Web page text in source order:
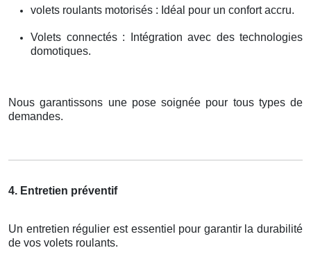
volets roulants motorisés : Idéal pour un confort accru.
Volets connectés : Intégration avec des technologies
domotiques.
Nous garantissons une pose soignée pour tous types de
demandes.
4. Entretien préventif
Un entretien régulier est essentiel pour garantir la durabilité
de vos volets roulants.